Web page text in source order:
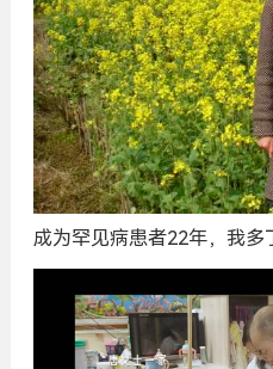
成为罕见病患者22年，我多